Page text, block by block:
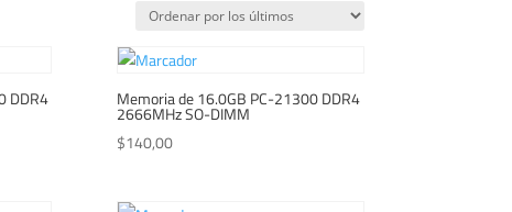
DDR4 Memoria de 16.0GB PC-21300 DDR4
2666MHz SO-DIMM
$140,00